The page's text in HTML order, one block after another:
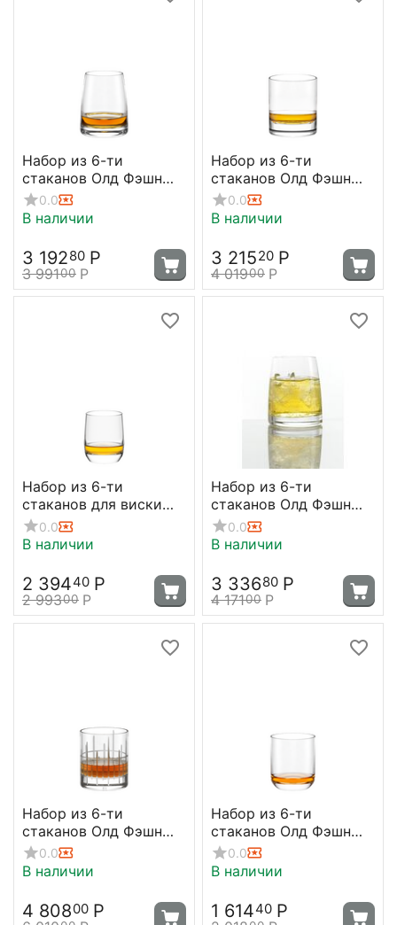
Набор из 6-ти
стаканов Олд Фэшн
Experience 325 мл,
D80 мм, H102 мм,
0.0
В наличии
3 19280 Р
3 99100 Р
Набор из 6-ти
стаканов Олд Фэшн
New York Bar, 320 мл,
D 80 мм, H 94 мм,
0.0
В наличии
3 21520 Р
4 01900 Р
Набор из 6-ти
стаканов для виски
Олд Фэшн Weinland 190
мл; D=67, H=81 мм,
0.0
В наличии
2 39440 Р
2 99300 Р
Набор из 6-ти
стаканов Олд Фэшн
Experience 225 мл;
D=76, H=92 мм, Stolzle
0.0
В наличии
3 33680 Р
4 17100 Р
Набор из 6-ти
стаканов Олд Фэшн
Manhattan 320 мл, D80
мм, H94 мм, Stolzle
0.0
В наличии
4 80800 Р
Набор из 6-ти
стаканов Олд Фэшн
Classic, 305 мл, D74
мм, H87 мм, Stolzle
0.0
В наличии
1 61440 Р